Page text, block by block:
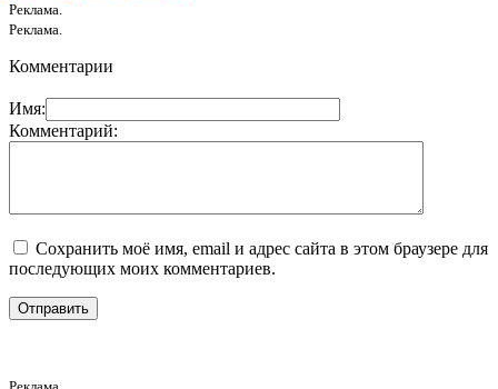
Реклама.
Реклама.
Комментарии
Имя:
Комментарий:
Сохранить моё имя, email и адрес сайта в этом браузере для
последующих моих комментариев.